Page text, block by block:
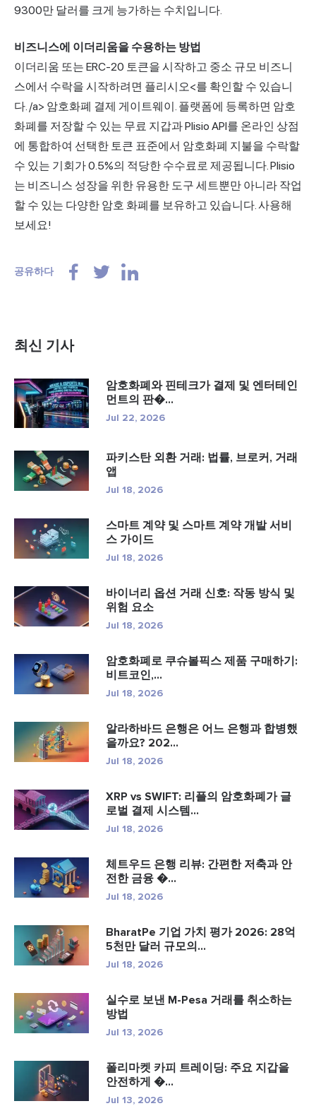
9300만 달러를 크게 능가하는 수치입니다.
비즈니스에 이더리움을 수용하는 방법
이더리움 또는 ERC-20 토큰을 시작하고 중소 규모 비즈니
스에서 수락을 시작하려면 플리시오<를 확인할 수 있습니
다. /a> 암호화폐 결제 게이트웨이. 플랫폼에 등록하면 암호
화폐를 저장할 수 있는 무료 지갑과 Plisio API를 온라인 상점
에 통합하여 선택한 토큰 표준에서 암호화폐 지불을 수락할
수 있는 기회가 0.5%의 적당한 수수료로 제공됩니다. Plisio
는 비즈니스 성장을 위한 유용한 도구 세트뿐만 아니라 작업
할 수 있는 다양한 암호 화폐를 보유하고 있습니다. 사용해
보세요!
공유하다
최신 기사
암호화폐와 핀테크가 결제 및 엔터테인
먼트의 판�...
Jul 22, 2026
파키스탄 외환 거래: 법률, 브로커, 거래
앱
Jul 18, 2026
스마트 계약 및 스마트 계약 개발 서비
스 가이드
Jul 18, 2026
바이너리 옵션 거래 신호: 작동 방식 및
위험 요소
Jul 18, 2026
암호화폐로 쿠슈볼픽스 제품 구매하기:
비트코인,...
Jul 18, 2026
알라하바드 은행은 어느 은행과 합병했
을까요? 202...
Jul 18, 2026
XRP vs SWIFT: 리플의 암호화폐가 글
로벌 결제 시스템...
Jul 18, 2026
체트우드 은행 리뷰: 간편한 저축과 안
전한 금융 �...
Jul 18, 2026
BharatPe 기업 가치 평가 2026: 28억
5천만 달러 규모의...
Jul 18, 2026
실수로 보낸 M-Pesa 거래를 취소하는
방법
Jul 13, 2026
폴리마켓 카피 트레이딩: 주요 지갑을
안전하게 �...
Jul 13, 2026